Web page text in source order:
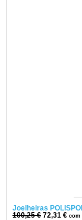
Joelheiras
100,25€ 72,31 € com